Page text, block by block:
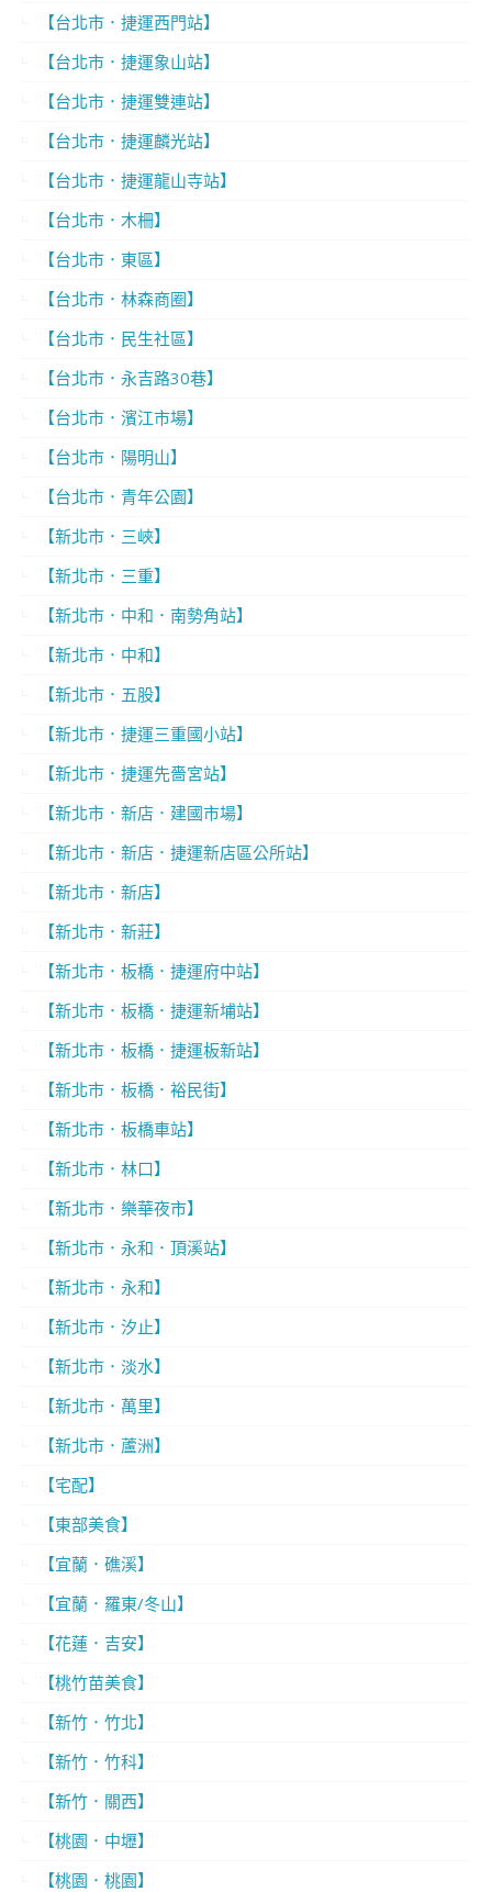
【台北市．捷運西門站】
【台北市．捷運象山站】
【台北市．捷運雙連站】
【台北市．捷運麟光站】
【台北市．捷運龍山寺站】
【台北市．木柵】
【台北市．東區】
【台北市．林森商圈】
【台北市．民生社區】
【台北市．永吉路30巷】
【台北市．濱江市場】
【台北市．陽明山】
【台北市．青年公園】
【新北市．三峽】
【新北市．三重】
【新北市．中和．南勢角站】
【新北市．中和】
【新北市．五股】
【新北市．捷運三重國小站】
【新北市．捷運先嗇宮站】
【新北市．新店．建國市場】
【新北市．新店．捷運新店區公所站】
【新北市．新店】
【新北市．新莊】
【新北市．板橋．捷運府中站】
【新北市．板橋．捷運新埔站】
【新北市．板橋．捷運板新站】
【新北市．板橋．裕民街】
【新北市．板橋車站】
【新北市．林口】
【新北市．樂華夜市】
【新北市．永和．頂溪站】
【新北市．永和】
【新北市．汐止】
【新北市．淡水】
【新北市．萬里】
【新北市．蘆洲】
【宅配】
【東部美食】
【宜蘭．礁溪】
【宜蘭．羅東/冬山】
【花蓮．吉安】
【桃竹苗美食】
【新竹．竹北】
【新竹．竹科】
【新竹．關西】
【桃園．中壢】
【桃園．桃園】